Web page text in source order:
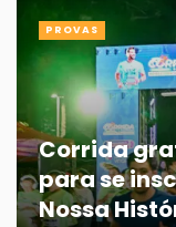
Corrida
para se
Nossa
PROVAS